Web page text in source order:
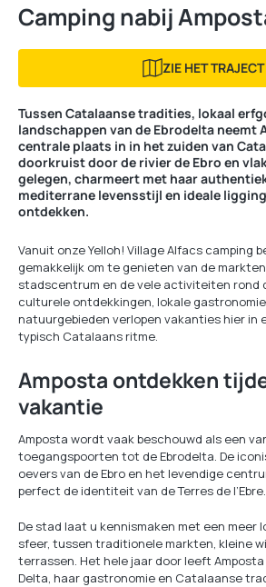
Camping nabij
ZIE HET TRAJECT
Tussen Catalaanse tradities, lokaal
landschappen van de Ebrodelta neemt
centrale plaats in in het zuiden van
doorkruist door de rivier de Ebro en
gelegen, charmeert met haar
mediterrane levensstijl en ideale
ontdekken.
Vanuit onze Yelloh! Village Alfacs camping
gemakkelijk om te genieten van de
stadscentrum en de vele activiteiten rond
culturele ontdekkingen, lokale
natuurgebieden verlopen vakanties hier in
typisch Catalaans ritme.
Amposta ontdekken
vakantie
Amposta wordt vaak beschouwd als een
toegangspoorten tot de Ebrodelta. De
oevers van de Ebro en het levendige
perfect de identiteit van de Terres de l’Ebre.
De stad laat u kennismaken met een meer
sfeer, tussen traditionele markten, kleine
terrassen. Het hele jaar door leeft
Delta, haar gastronomie en Catalaanse